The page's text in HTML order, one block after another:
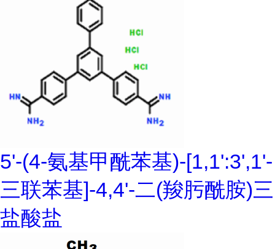
5'-(4-氨基甲酰苯基)-[1,1':3',1'-
三联苯基]-4,4'-二(羧肟酰胺)三
盐酸盐